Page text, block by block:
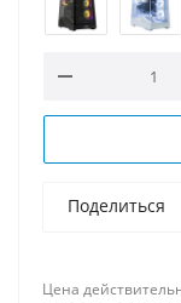
Поделиться
Цена